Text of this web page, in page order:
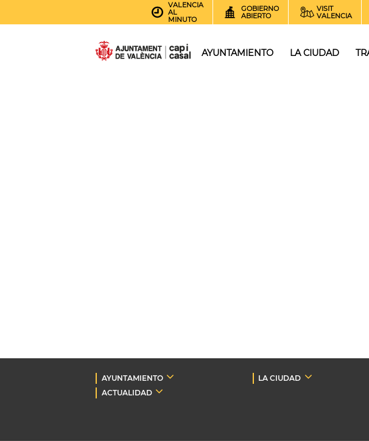
VALENCIA
AL
MINUTO
GOBIERNO
ABIERTO
VISIT
VALENCIA
AYUNTAMIENTO LA CIUDAD
AYUNTAMIENTO LA CIUDAD
ACTUALIDAD